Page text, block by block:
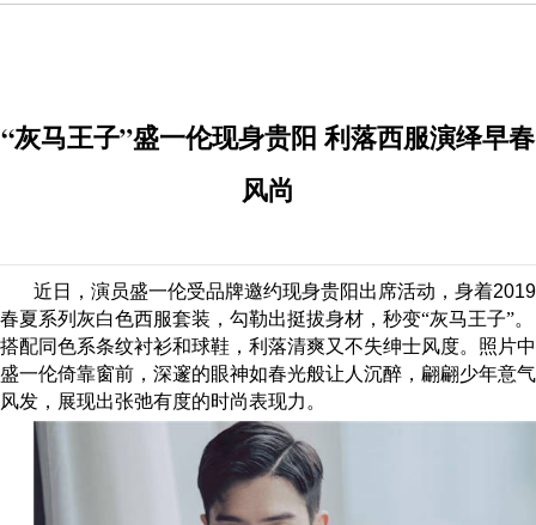
“灰马王子”盛一伦现身贵阳 利落西服演绎早春
风尚
近日，演员盛一伦受品牌邀约现身贵阳出席活动，身着2019
春夏系列灰白色西服套装，勾勒出挺拔身材，秒变“灰马王子”。
搭配同色系条纹衬衫和球鞋，利落清爽又不失绅士风度。照片中
盛一伦倚靠窗前，深邃的眼神如春光般让人沉醉，翩翩少年意气
风发，展现出张弛有度的时尚表现力。